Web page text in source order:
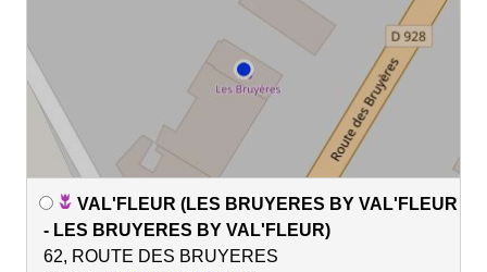
VAL'FLEUR (LES BRUYERES BY VAL'FLEUR
- LES BRUYERES BY VAL'FLEUR)
62, ROUTE DES BRUYERES